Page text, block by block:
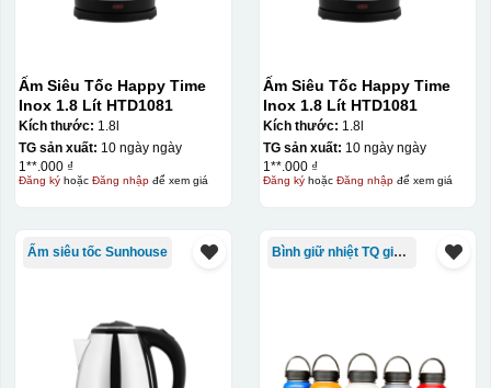
Ấm Siêu Tốc Happy Time
Inox 1.8 Lít HTD1081
Kích thước: 1.8l
TG sản xuất: 10 ngày ngày
1**.000 ₫
Đăng kýhoặc Đăng nhậpđể xem giá
Ấm Siêu Tốc Happy Time
Inox 1.8 Lít HTD1081
Kích thước: 1.8l
TG sản xuất: 10 ngày ngày
1**.000 ₫
Đăng kýhoặc Đăng nhậpđể xem giá
Ấm siêu tốc Sunhouse Bình giữ nhiệt TQ giá rẻ